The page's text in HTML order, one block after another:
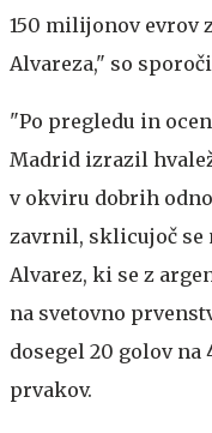
150 milijonov evrov
Alvareza," so
"Po pregledu in
Madrid izrazil
v okviru dobrih
zavrnil, sklicujoč se
Alvarez, ki se z
na svetovno
dosegel 20 golov na
prvakov.